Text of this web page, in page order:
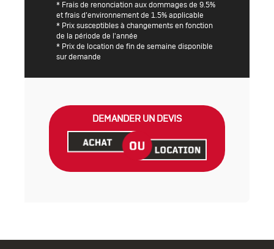
* Frais de renonciation aux dommages de 9.5%
et frais d’environnement de 1.5% applicable
* Prix susceptibles à changements en fonction
de la période de l'année
* Prix de location de fin de semaine disponible
sur demande
DEMANDER UN DEVIS